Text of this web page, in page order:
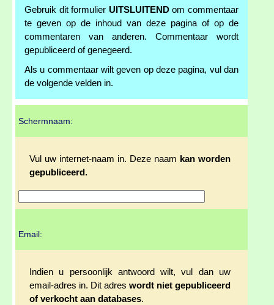
Gebruik dit formulier UITSLUITENDom commentaar
te geven op de inhoud van deze pagina of op de
commentaren van anderen. Commentaar wordt
gepubliceerd of genegeerd.
Als u commentaar wilt geven op deze pagina, vul dan
de volgende velden in.
Schermnaam:
Vul uw internet-naam in. Deze naam kan worden
gepubliceerd.
Email:
Indien u persoonlijk antwoord wilt, vul dan uw
email-adres in. Dit adres wordt niet gepubliceerd
of verkocht aan databases.